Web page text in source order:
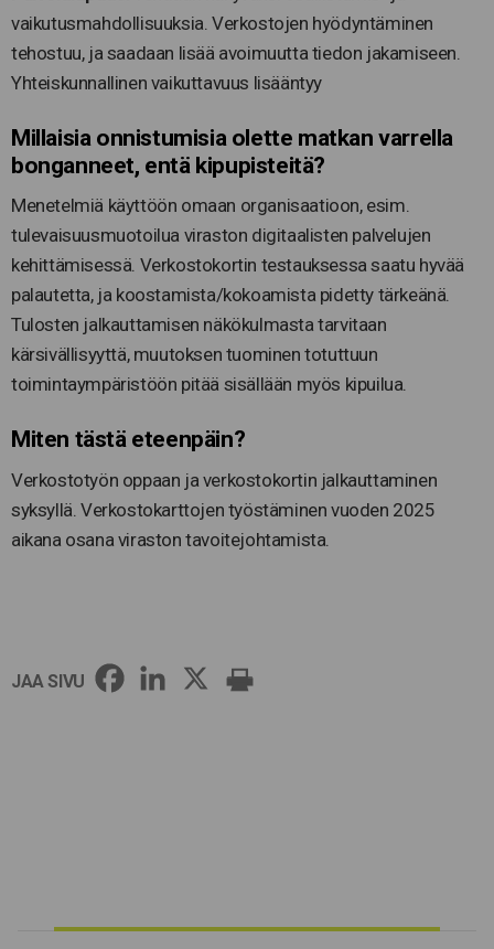
vaikutusmahdollisuuksia. Verkostojen hyödyntäminen
tehostuu, ja saadaan lisää avoimuutta tiedon jakamiseen.
Yhteiskunnallinen vaikuttavuus lisääntyy
Millaisia onnistumisia olette matkan varrella
bonganneet, entä kipupisteitä?
Menetelmiä käyttöön omaan organisaatioon, esim.
tulevaisuusmuotoilua viraston digitaalisten palvelujen
kehittämisessä. Verkostokortin testauksessa saatu hyvää
palautetta, ja koostamista/kokoamista pidetty tärkeänä.
Tulosten jalkauttamisen näkökulmasta tarvitaan
kärsivällisyyttä, muutoksen tuominen totuttuun
toimintaympäristöön pitää sisällään myös kipuilua.
Miten tästä eteenpäin?
Verkostotyön oppaan ja verkostokortin jalkauttaminen
syksyllä. Verkostokarttojen työstäminen vuoden 2025
aikana osana viraston tavoitejohtamista.
JAA SIVU